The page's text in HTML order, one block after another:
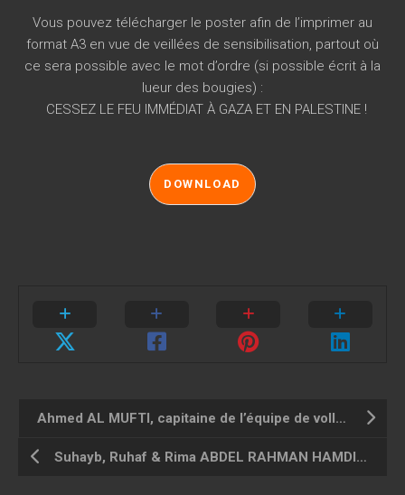
Vous pouvez télécharger le poster afin de l’imprimer au
format A3 en vue de veillées de sensibilisation, partout où
ce sera possible avec le mot d’ordre (si possible écrit à la
lueur des bougies) :
CESSEZ LE FEU IMMÉDIAT À GAZA ET EN PALESTINE !
DOWNLOAD
Ahmed AL MUFTI, capitaine de l’équipe de volley-ball
Suhayb, Ruhaf & Rima ABDEL RAHMAN HAMDIYA